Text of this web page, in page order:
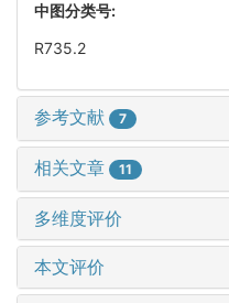
中图分类号:
R735.2
参考文献 7
相关文章 11
多维度评价
本文评价